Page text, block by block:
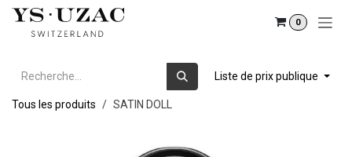
Se rendre au contenu
0
Liste de prix publique
Tous les produits SATIN DOLL